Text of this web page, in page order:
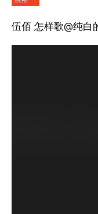
伍佰 怎样歌@纯白